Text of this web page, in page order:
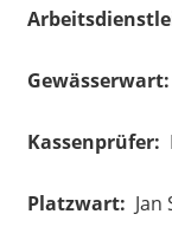
Gewässerwart:
Kassenprüfer:
Platzwart: